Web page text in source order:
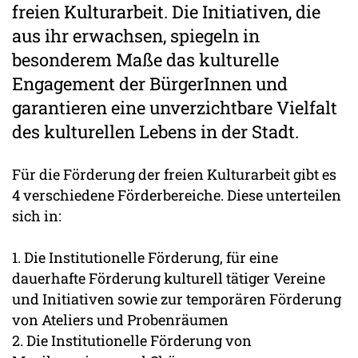
freien Kulturarbeit. Die Initiativen, die
aus ihr erwachsen, spiegeln in
besonderem Maße das kulturelle
Engagement der BürgerInnen und
garantieren eine unverzichtbare Vielfalt
des kulturellen Lebens in der Stadt.
Für die Förderung der freien Kulturarbeit gibt es
4 verschiedene Förderbereiche. Diese unterteilen
sich in:
1. Die Institutionelle Förderung, für eine
dauerhafte Förderung kulturell tätiger Vereine
und Initiativen sowie zur temporären Förderung
von Ateliers und Probenräumen
2. Die Institutionelle Förderung von